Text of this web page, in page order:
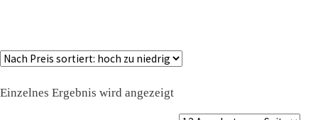
Einzelnes Ergebnis wird angezeigt